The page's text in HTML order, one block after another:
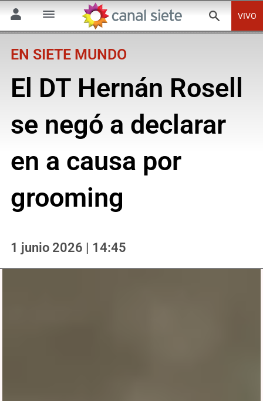
VIVO
EN SIETE MUNDO
El DT Hernán Rosell
se negó a declarar
en a causa por
grooming
1 junio 2026 | 14:45